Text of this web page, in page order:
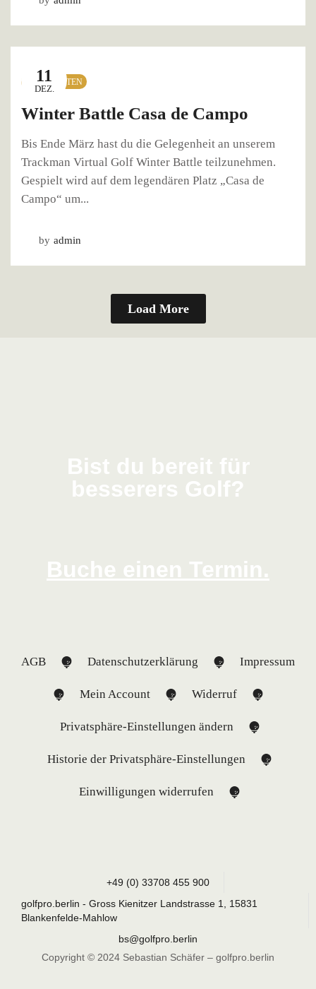
11
DEZ.
NEUIGKEITEN
Winter Battle Casa de Campo
Bis Ende März hast du die Gelegenheit an unserem
Trackman Virtual Golf Winter Battle teilzunehmen.
Gespielt wird auf dem legendären Platz „Casa de
Campo“ um...
by admin
Load More
Bist du bereit für
besserers Golf?
Buche einen Termin.
AGB Datenschutzerklärung Impressum
Mein Account Widerruf
Privatsphäre-Einstellungen ändern
Historie der Privatsphäre-Einstellungen
Einwilligungen widerrufen
+49 (0) 33708 455 900
golfpro.berlin - Gross Kienitzer Landstrasse 1, 15831
Blankenfelde-Mahlow
bs@golfpro.berlin
Copyright © 2024 Sebastian Schäfer – golfpro.berlin